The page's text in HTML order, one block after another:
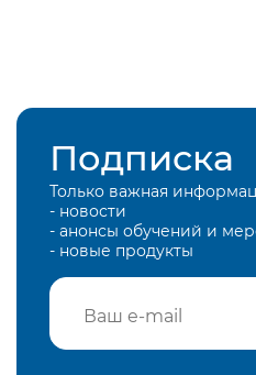
Подписка
Только важная
- новости
- анонсы обучений и
- новые продукты